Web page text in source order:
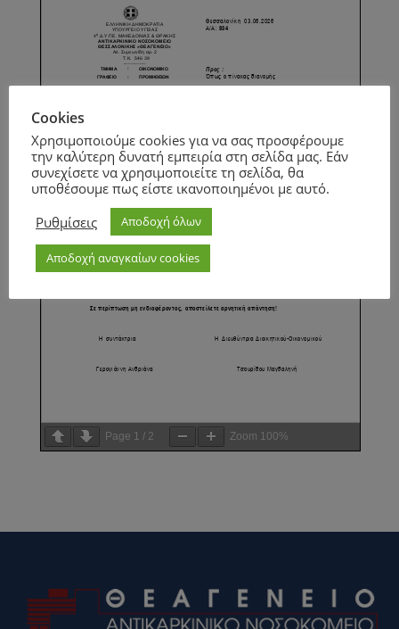
Page 1 / 2 Zoom 100%
Cookies
Χρησιμοποιούμε cookies για να σας προσφέρουμε
την καλύτερη δυνατή εμπειρία στη σελίδα μας. Εάν
συνεχίσετε να χρησιμοποιείτε τη σελίδα, θα
υποθέσουμε πως είστε ικανοποιημένοι με αυτό.
Ρυθμίσεις
Αποδοχή όλων
Αποδοχή αναγκαίων cookies